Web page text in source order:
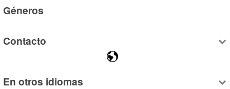
Géneros
Contacto
En otros idiomas